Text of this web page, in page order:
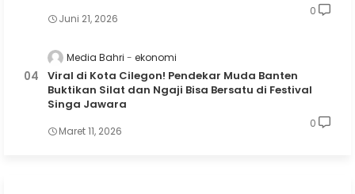
Juni 21, 2026
0
Media Bahri ekonomi
Viral di Kota Cilegon! Pendekar Muda Banten
Buktikan Silat dan Ngaji Bisa Bersatu di Festival
Singa Jawara
Maret 11, 2026
0